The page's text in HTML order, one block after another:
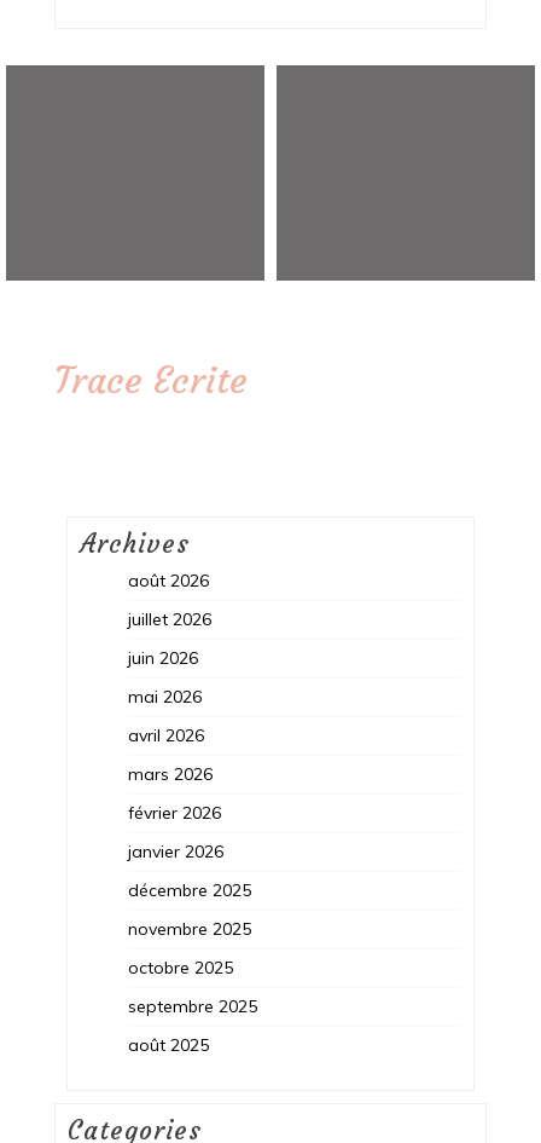
Trace Ecrite
Archives
août 2026
juillet 2026
juin 2026
mai 2026
avril 2026
mars 2026
février 2026
janvier 2026
décembre 2025
novembre 2025
octobre 2025
septembre 2025
août 2025
Categories